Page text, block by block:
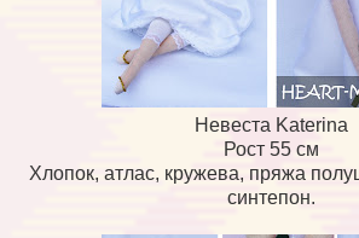
Невеста Katerina
Рост 55 см
Хлопок, атлас, кружева, пряжа
синтепон.